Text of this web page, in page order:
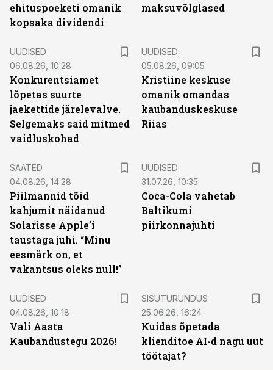
ehituspoeketi omanik
kopsaka dividendi
maksuvõlglased
UUDISED
06.08.26, 10:28
Konkurentsiamet
lõpetas suurte
jaekettide järelevalve.
Selgemaks said mitmed
vaidluskohad
UUDISED
05.08.26, 09:05
Kristiine keskuse
omanik omandas
kaubanduskeskuse
Riias
SAATED
04.08.26, 14:28
Piilmannid tõid
kahjumit näidanud
Solarisse Apple’i
taustaga juhi. “Minu
eesmärk on, et
vakantsus oleks null!”
UUDISED
31.07.26, 10:35
Coca-Cola vahetab
Baltikumi
piirkonnajuhti
UUDISED
04.08.26, 10:18
Vali Aasta
Kaubandustegu 2026!
SISUTURUNDUS
25.06.26, 16:24
Kuidas õpetada
klienditoe AI-d nagu uut
töötajat?